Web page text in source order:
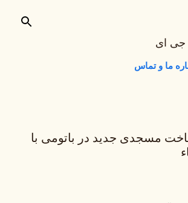
جی ای
ما و تماس
مسجدی جدید در باتومی با